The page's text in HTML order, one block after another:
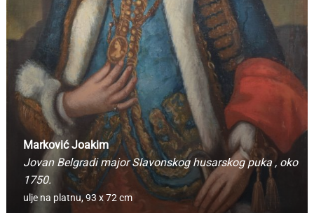
Marković Joakim
Jovan Belgradi major Slavonskog husarskog puka, oko
1750.
ulje na platnu,93 x 72 cm